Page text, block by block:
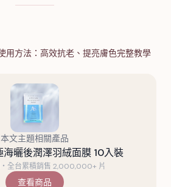
用方法：高效抗老、提亮膚色完整教學
本文主題相關產品
海曬後潤澤羽絨面膜 10入裝
全台累積銷售 2,000,000+ 片
查看商品